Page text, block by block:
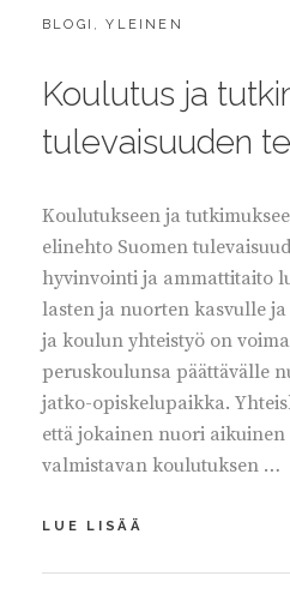
CATEGORIES:
BLOGI ,YLEINEN
Koulutus ja
tulevaisuuden
Koulutukseen ja
elinehto Suomen
hyvinvointi ja ammattitaito
lasten ja nuorten kasvulle
ja koulun yhteistyö on
peruskoulunsa päättävälle
jatko-opiskelupaikka.
että jokainen nuori
valmistavan koulutuksen …
LUE LISÄÄ
TUTKIMUS